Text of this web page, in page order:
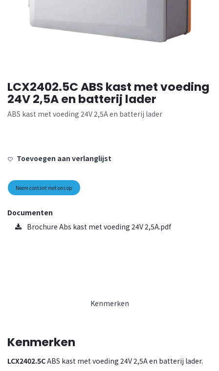
LCX2402.5C ABS kast met voeding
24V 2,5A en batterij lader
ABS kast met voeding 24V 2,5A en batterij lader
Toevoegen aan verlanglijst
Neem contant met ons op
Documenten
Brochure Abs kast met voeding 24V 2,5A.pdf
Kenmerken
Kenmerken
LCX2402.5CABS kast met voeding 24V 2,5A en batterij lader.